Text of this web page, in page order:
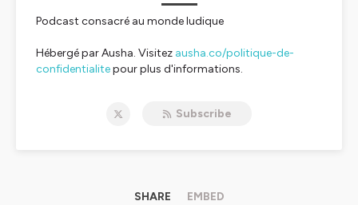
Podcast consacré au monde ludique
Hébergé par Ausha. Visitez ausha.co/politique-de-
confidentialitepour plus d'informations.
Subscribe
SHARE EMBED